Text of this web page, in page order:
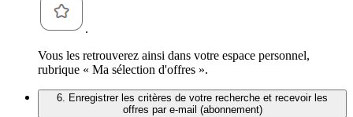
.
Vous les retrouverez ainsi dans votre espace personnel,
rubrique « Ma sélection d'offres ».
6. Enregistrer les critères de votre recherche et recevoir les
offres par e-mail (abonnement)